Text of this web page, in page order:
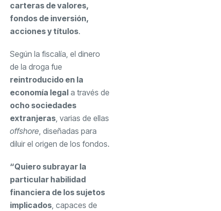
carteras de valores,
fondos de inversión,
acciones y títulos.
Según la fiscalía, el dinero
de la droga fue
reintroducido en la
economía legal a través de
ocho sociedades
extranjeras, varias de ellas
offshore, diseñadas para
diluir el origen de los fondos.
“Quiero subrayar la
particular habilidad
financiera de los sujetos
implicados, capaces de